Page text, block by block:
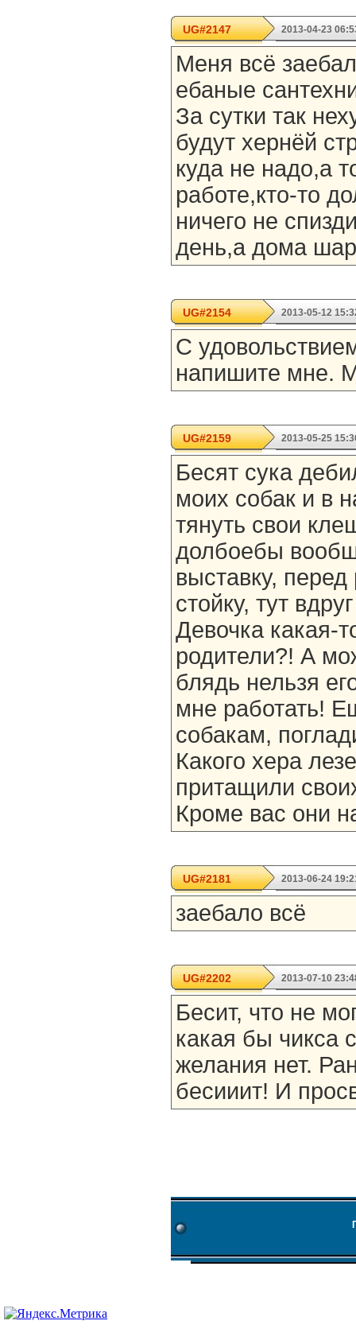
UG#2147 2013-04-23
Меня всё
ебаные
За сутки так
будут хернёй
куда не надо,а
работе,кто-то
ничего не
день,а дома
UG#2154 2013-05-12
С
напишите мне.
UG#2159 2013-05-25
Бесят сука
моих собак и в
тянуть свои
долбоебы
выставку,
стойку, тут
Девочка какая-
родители?! А
блядь нельзя
мне работать!
собакам,
Какого хера
притащили
Кроме вас они
UG#2181 2013-06-24
заебало всё
UG#2202 2013-07-10
Бесит, что не
какая бы чикса
желания нет.
бесииит! И